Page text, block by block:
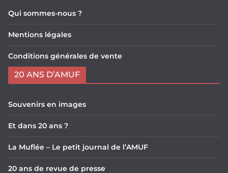
Qui sommes-nous ?
Mentions légales
Conditions générales de vente
20 ANS D’AMUF
Souvenirs en images
Et dans 20 ans ?
La Muflée – Le petit journal de l’AMUF
20 ans de revue de presse